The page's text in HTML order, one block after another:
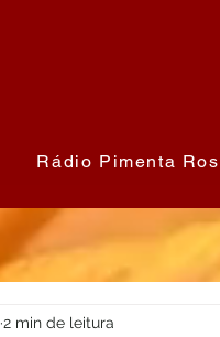
Rádio Pimenta
2 min de leitura